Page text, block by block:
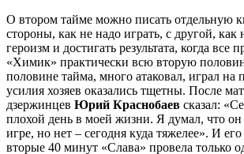
О втором тайме можно писать отдельную
стороны, как не надо играть, с другой, как
героизм и достигать результата, когда все
«Химик» практически всю вторую
половине тайма, много атаковал, играл на
усилия хозяев оказались тщетны. После
дзержинцев Юрий Краснобаев сказал:
плохой день в моей жизни. Я думал, что
игре, но нет – сегодня куда тяжелее». И
вторые 40 минут «Слава» провела только